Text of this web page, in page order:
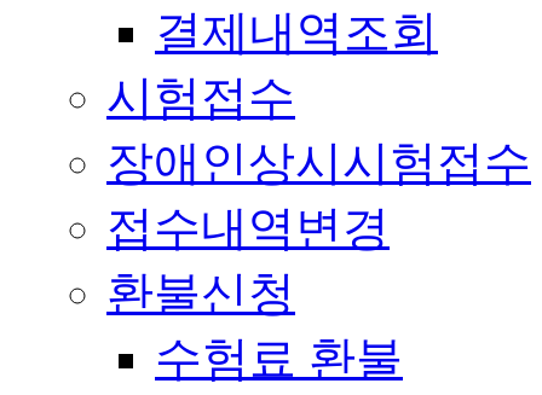
결제내역조회
시험접수
장애인상시시험접수
접수내역변경
환불신청
수험료 환불